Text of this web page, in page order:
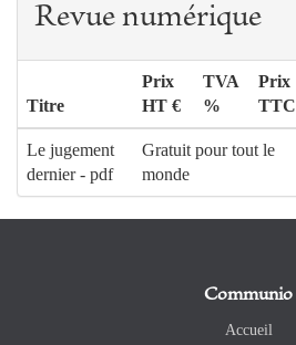
Revue numérique
Titre
Prix
HT €
TVA
%
Prix
TTC
Le jugement
dernier - pdf
Gratuit pour tout le
monde
Communio
Accueil